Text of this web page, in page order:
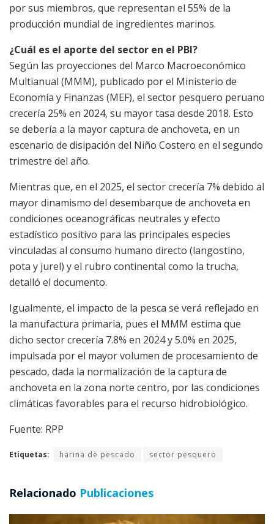
por sus miembros, que representan el 55% de la
producción mundial de ingredientes marinos.
¿Cuál es el aporte del sector en el PBI?
Según las proyecciones del Marco Macroeconómico
Multianual (MMM), publicado por el Ministerio de
Economía y Finanzas (MEF), el sector pesquero peruano
crecería 25% en 2024, su mayor tasa desde 2018. Esto
se debería a la mayor captura de anchoveta, en un
escenario de disipación del Niño Costero en el segundo
trimestre del año.
Mientras que, en el 2025, el sector crecería 7% debido al
mayor dinamismo del desembarque de anchoveta en
condiciones oceanográficas neutrales y efecto
estadístico positivo para las principales especies
vinculadas al consumo humano directo (langostino,
pota y jurel) y el rubro continental como la trucha,
detalló el documento.
Igualmente, el impacto de la pesca se verá reflejado en
la manufactura primaria, pues el MMM estima que
dicho sector crecería 7.8% en 2024 y 5.0% en 2025,
impulsada por el mayor volumen de procesamiento de
pescado, dada la normalización de la captura de
anchoveta en la zona norte centro, por las condiciones
climáticas favorables para el recurso hidrobiológico.
Fuente: RPP
Etiquetas: harina de pescado sector pesquero
Relacionado Publicaciones